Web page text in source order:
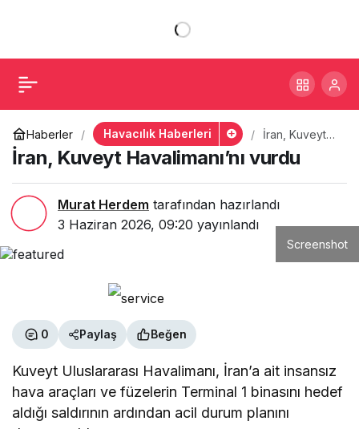
Haberler Havacılık Haberleri
İran, Kuveyt
Havalimanı’nı
vurdu
İran, Kuveyt Havalimanı’nı vurdu
Murat Herdem tarafından hazırlandı
3 Haziran 2026, 09:20 yayınlandı
Screenshot
0 Paylaş Beğen
Kuveyt Uluslararası Havalimanı, İran’a ait insansız
hava araçları ve füzelerin Terminal 1 binasını hedef
aldığı saldırının ardından acil durum planını